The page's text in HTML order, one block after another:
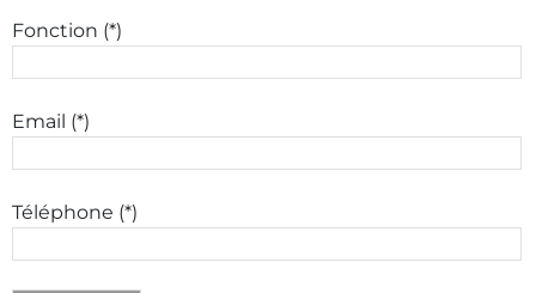
Fonction (*)
Email (*)
Téléphone (*)